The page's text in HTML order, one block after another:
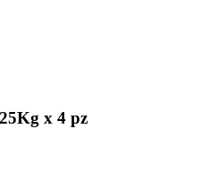
x 4 pz